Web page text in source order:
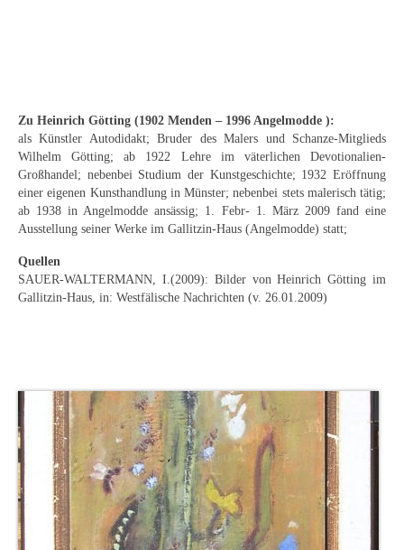
Arne Siegfried
Curt Wittenbecher
Weitere Künstler nach 1945
Unbekannt
Herkunft & Wirkungsstätte
Fränkische Künstler
Hamburger Künstler
Münchner Künstler
Pfälzer Künstler
Zu Heinrich Götting (1902 Menden – 1996 Angelmodde ):
als Künstler Autodidakt; Bruder des Malers und Schanze-Mitglieds
Wilhelm Götting; ab 1922 Lehre im väterlichen Devotionalien-
Großhandel; nebenbei Studium der Kunstgeschichte; 1932 Eröffnung
einer eigenen Kunsthandlung in Münster; nebenbei stets malerisch tätig;
ab 1938 in Angelmodde ansässig; 1. Febr- 1. März 2009 fand eine
Ausstellung seiner Werke im Gallitzin-Haus (Angelmodde) statt;
Quellen
SAUER-WALTERMANN, I.(2009): Bilder von Heinrich Götting im
Gallitzin-Haus, in: Westfälische Nachrichten (v. 26.01.2009)